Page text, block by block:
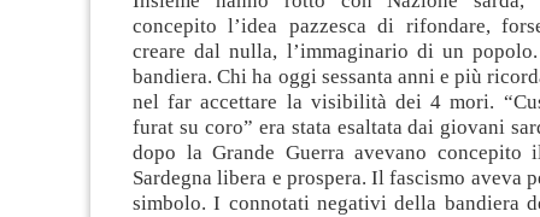
concepito l’idea pazzesca di rifondare,
creare dal nulla, l’immaginario di un
bandiera. Chi ha oggi sessanta anni e più
nel far accettare la visibilità dei 4 mori.
furat su coro” era stata esaltata dai giovani
dopo la Grande Guerra avevano concepito
Sardegna libera e prospera. Il fascismo aveva
simbolo. I connotati negativi della bandiera